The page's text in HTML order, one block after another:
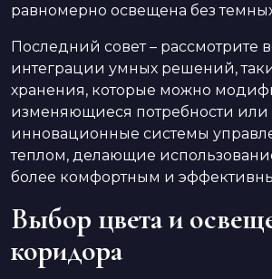
равномерно освещена без
Последний совет – рассмотрите
интеграции умных решений,
хранения, которые можно
изменяющиеся потребности или
инновационные системы
теплом, делающие
более комфортным и
Выбор цвета и
коридора